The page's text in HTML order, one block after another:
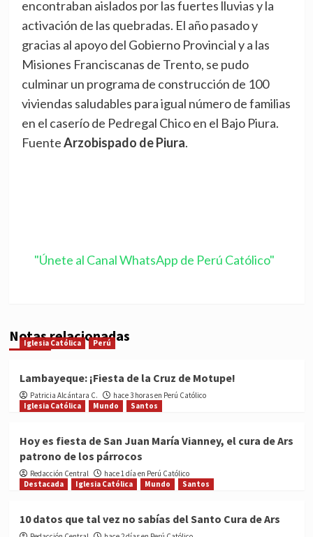
encontraban aislados por las fuertes lluvias y la
activación de las quebradas. El año pasado y
gracias al apoyo del Gobierno Provincial y a las
Misiones Franciscanas de Trento, se pudo
culminar un programa de construcción de 100
viviendas saludables para igual número de familias
en el caserío de Pedregal Chico en el Bajo Piura.
FuenteArzobispado de Piura.
"Únete al Canal WhatsApp de Perú Católico"
Notas relacionadas
Iglesia Católica Perú
Lambayeque: ¡Fiesta de la Cruz de Motupe!
Patricia Alcántara C.
hace 3 horas en Perú Católico
Iglesia Católica
Mundo Santos
Hoy es fiesta de San Juan María Vianney, el cura de Ars
patrono de los párrocos
Redacción Central
hace 1 día en Perú Católico
Destacada
Iglesia Católica Mundo Santos
10 datos que tal vez no sabías del Santo Cura de Ars